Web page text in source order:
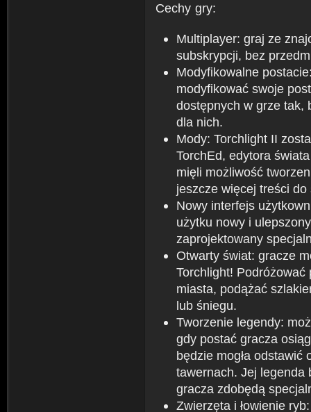
Cechy gry:
Multiplayer: graj ze
subskrypcji, bez
Modyfikowalne
modyfikować swoje
dostępnych w grze tak,
dla nich.
Mody: Torchlight II
TorchEd, edytora
mięli możliwość
jeszcze więcej treści do
Nowy interfejs
użytku nowy i
zaprojektowany
Otwarty świat: gracze
Torchlight!
miasta, podążać
lub śniegu.
Tworzenie legendy:
gdy postać gracza
będzie mogła odstawić
tawernach. Jej legenda
gracza zdobędą
Zwierzęta i łowienie